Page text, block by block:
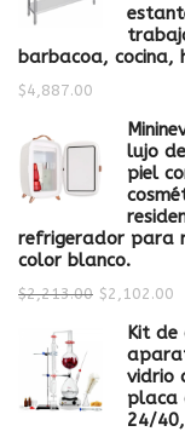
barbacoa, cocina,
$4,887.00
lujo
piel
refrigerador para
color blanco.
$2,213.00 $2,102.00
Kit de
vidrio
placa
24/